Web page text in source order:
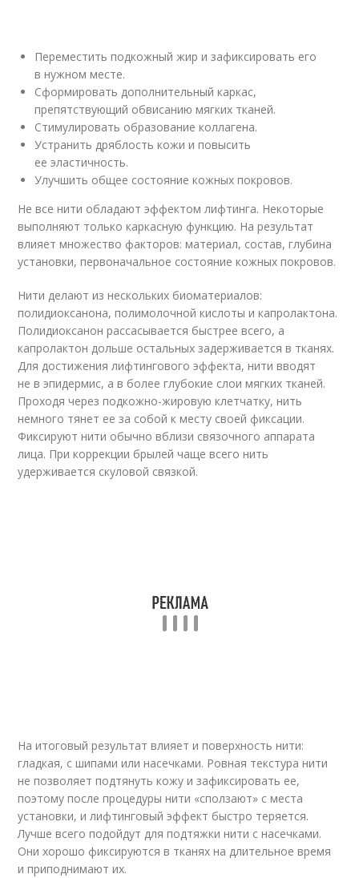
Переместить подкожный жир и зафиксировать его
в нужном месте.
Сформировать дополнительный каркас,
препятствующий обвисанию мягких тканей.
Стимулировать образование коллагена.
Устранить дряблость кожи и повысить
ее эластичность.
Улучшить общее состояние кожных покровов.
Не все нити обладают эффектом лифтинга. Некоторые
выполняют только каркасную функцию. На результат
влияет множество факторов: материал, состав, глубина
установки, первоначальное состояние кожных покровов.
Нити делают из нескольких биоматериалов:
полидиоксанона, полимолочной кислоты и капролактона.
Полидиоксанон рассасывается быстрее всего, а
капролактон дольше остальных задерживается в тканях.
Для достижения лифтингового эффекта, нити вводят
не в эпидермис, а в более глубокие слои мягких тканей.
Проходя через подкожно-жировую клетчатку, нить
немного тянет ее за собой к месту своей фиксации.
Фиксируют нити обычно вблизи связочного аппарата
лица. При коррекции брылей чаще всего нить
удерживается скуловой связкой.
На итоговый результат влияет и поверхность нити:
гладкая, с шипами или насечками. Ровная текстура нити
не позволяет подтянуть кожу и зафиксировать ее,
поэтому после процедуры нити «сползают» с места
установки, и лифтинговый эффект быстро теряется.
Лучше всего подойдут для подтяжки нити с насечками.
Они хорошо фиксируются в тканях на длительное время
и приподнимают их.